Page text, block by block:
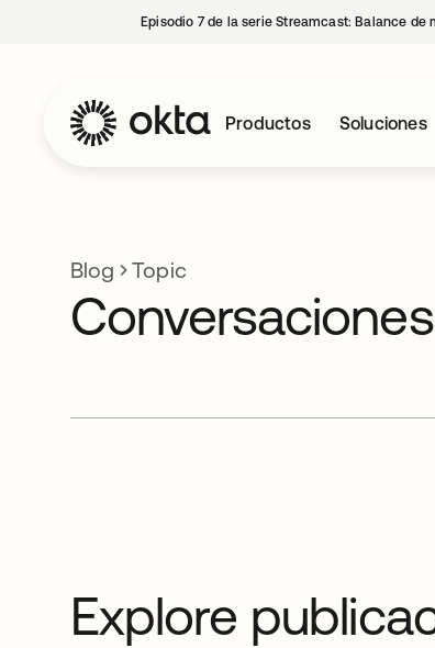
Episodio 7 de la serie Streamcast: Balance
Productos Soluciones
Blog Topic
Explore